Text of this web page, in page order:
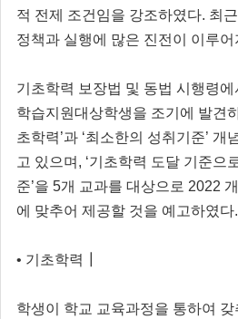
적 전제 조건임을 강조하였다. 최
정책과 실행에 많은 진전이 이루어
기초학력 보장법 및 동법 시행령
학습지원대상학생을 조기에 발견
초학력’과 ‘최소한의 성취기준’
고 있으며, ‘기초학력 도달 기준으
준’을 5개 교과를 대상으로 2022
에 맞추어 제공할 것을 예고하였다.
• 기초학력┃
학생이 학교 교육과정을 통하여